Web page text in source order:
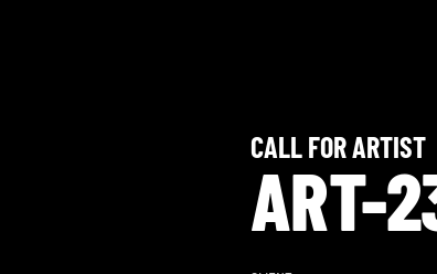
CALL FOR ARTIST
ART-